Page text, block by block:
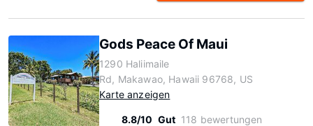
Gods Peace Of Maui
1290 Haliimaile
Rd, Makawao, Hawaii 96768, US
Karte anzeigen
8.8/10 Gut 118 bewertungen